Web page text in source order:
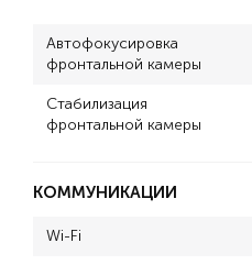
Автофокусировка
фронтальной камеры
Стабилизация
фронтальной камеры
КОММУНИКАЦИИ
Wi-Fi